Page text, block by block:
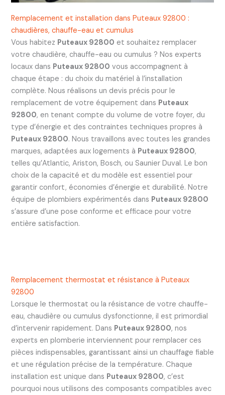
Remplacement et installation dans Puteaux 92800 :
chaudières, chauffe-eau et cumulus
Vous habitez Puteaux 92800 et souhaitez remplacer
votre chaudière, chauffe-eau ou cumulus ? Nos experts
locaux dans Puteaux 92800 vous accompagnent à
chaque étape : du choix du matériel à l’installation
complète. Nous réalisons un devis précis pour le
remplacement de votre équipement dans Puteaux
92800, en tenant compte du volume de votre foyer, du
type d’énergie et des contraintes techniques propres à
Puteaux 92800. Nous travaillons avec toutes les grandes
marques, adaptées aux logements à Puteaux 92800,
telles qu’Atlantic, Ariston, Bosch, ou Saunier Duval. Le bon
choix de la capacité et du modèle est essentiel pour
garantir confort, économies d’énergie et durabilité. Notre
équipe de plombiers expérimentés dans Puteaux 92800
s’assure d’une pose conforme et efficace pour votre
entière satisfaction.
Remplacement thermostat et résistance à Puteaux
92800
Lorsque le thermostat ou la résistance de votre chauffe-
eau, chaudière ou cumulus dysfonctionne, il est primordial
d’intervenir rapidement. Dans Puteaux 92800, nos
experts en plomberie interviennent pour remplacer ces
pièces indispensables, garantissant ainsi un chauffage fiable
et une régulation précise de la température. Chaque
installation est unique dans Puteaux 92800, c’est
pourquoi nous utilisons des composants compatibles avec